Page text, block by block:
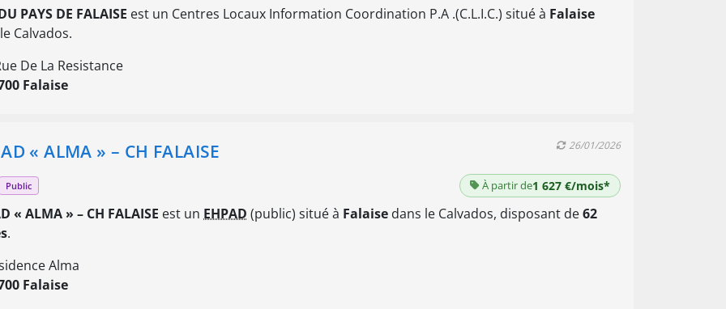
PAYS DE FALAISE est un Centres Locaux Information Coordination P.A .(C.L.I.C.) situé à Falaise
Calvados.
De La Resistance
Falaise
« ALMA » – CH FALAISE 26/01/2026
Public À partir de1 627 €/mois*
« ALMA » – CH FALAISE est un EHPAD (public) situé à Falaise dans le Calvados, disposant de62
.
Alma
Falaise